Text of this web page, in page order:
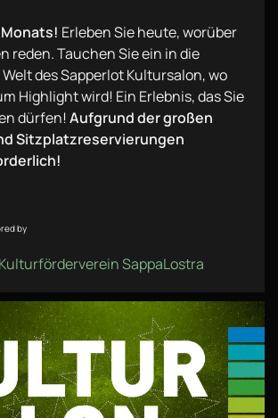
Erleben Sie heute, worüber
reden. Tauchen Sie ein in die
des Sapperlot Kultursalon, wo
Highlight wird! Ein Erlebnis, das Sie
dürfen! Aufgrund der großen
Sitzplatzreservierungen
by
SappaLostra